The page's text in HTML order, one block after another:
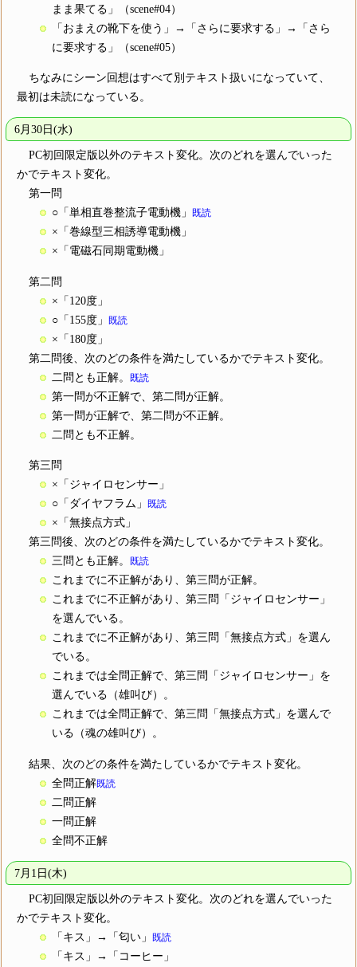
まま果てる」（scene#04）
「おまえの靴下を使う」→「さらに要求する」→「さら
に要求する」（scene#05）
ちなみにシーン回想はすべて別テキスト扱いになっていて、
最初は未読になっている。
6月30日(水)
PC初回限定版以外のテキスト変化。次のどれを選んでいった
かでテキスト変化。
第一問
○「単相直巻整流子電動機」
既読
×「巻線型三相誘導電動機」
×「電磁石同期電動機」
第二問
×「120度」
○「155度」
既読
×「180度」
第二問後、次のどの条件を満たしているかでテキスト変化。
二問とも正解。
既読
第一問が不正解で、第二問が正解。
第一問が正解で、第二問が不正解。
二問とも不正解。
第三問
×「ジャイロセンサー」
○「ダイヤフラム」
既読
×「無接点方式」
第三問後、次のどの条件を満たしているかでテキスト変化。
三問とも正解。
既読
これまでに不正解があり、第三問が正解。
これまでに不正解があり、第三問「ジャイロセンサー」
を選んでいる。
これまでに不正解があり、第三問「無接点方式」を選ん
でいる。
これまでは全問正解で、第三問「ジャイロセンサー」を
選んでいる（雄叫び）。
これまでは全問正解で、第三問「無接点方式」を選んで
いる（魂の雄叫び）。
結果、次のどの条件を満たしているかでテキスト変化。
全問正解既読
二問正解
一問正解
全問不正解
7月1日(木)
PC初回限定版以外のテキスト変化。次のどれを選んでいった
かでテキスト変化。
「キス」→「匂い」
既読
「キス」→「コーヒー」